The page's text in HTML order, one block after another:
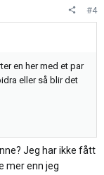
#4
en her med et par
eller så blir det
Jeg har ikke fått
mer enn jeg